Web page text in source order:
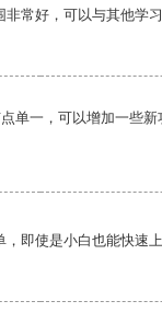
常好，可以与其他学
单一，可以增加一些
即使是小白也能快速上